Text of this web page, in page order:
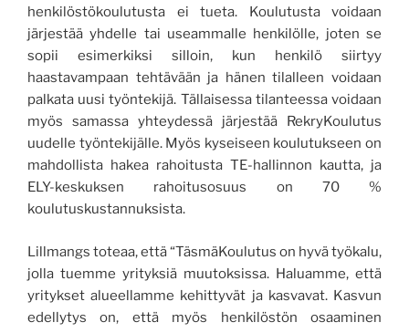
henkilöstökoulutusta ei tueta. Koulutusta voidaan
järjestää yhdelle tai useammalle henkilölle, joten se
sopii esimerkiksi silloin, kun henkilö siirtyy
haastavampaan tehtävään ja hänen tilalleen voidaan
palkata uusi työntekijä. Tällaisessa tilanteessa voidaan
myös samassa yhteydessä järjestää RekryKoulutus
uudelle työntekijälle. Myös kyseiseen koulutukseen on
mahdollista hakea rahoitusta TE-hallinnon kautta, ja
ELY-keskuksen rahoitusosuus on 70 %
koulutuskustannuksista.
Lillmangs toteaa, että “TäsmäKoulutus on hyvä työkalu,
jolla tuemme yrityksiä muutoksissa. Haluamme, että
yritykset alueellamme kehittyvät ja kasvavat. Kasvun
edellytys on, että myös henkilöstön osaaminen